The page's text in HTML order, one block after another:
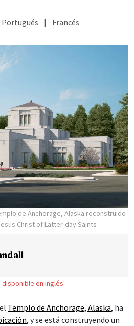
Portugués | Francés
de Anchorage, Alaska reconstruido
Christ of Latter-day Saints
en inglés.
Templo de Anchorage, Alaska, ha
, y se está construyendo un